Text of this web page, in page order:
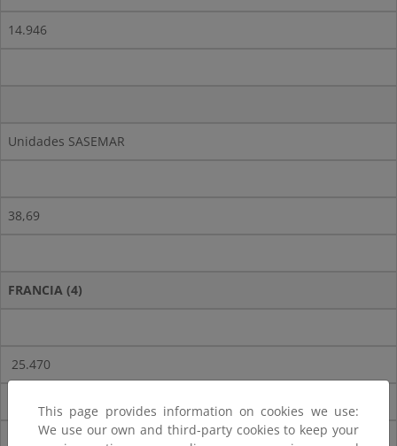
14.946
Unidades SASEMAR
38,69
FRANCIA (4)
25.470
This page provides information on cookies we use:
We use our own and third-party cookies to keep your